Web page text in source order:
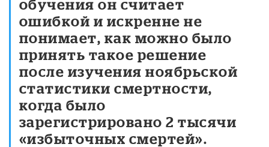
обучения он считает
ошибкой и искренне не
понимает, как можно было
принять такое решение
после изучения ноябрьской
статистики смертности,
когда было
зарегистрировано 2 тысячи
«избыточных смертей».